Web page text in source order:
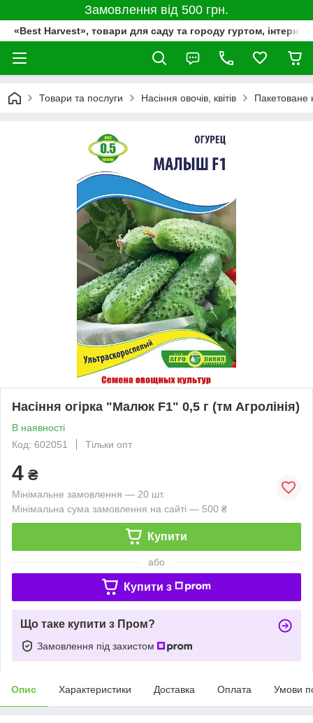
Замовлення від 500 грн.
«Best Harvest», товари для саду та городу гуртом,
Товари та послуги Насіння овочів, квітів Пакетоване
Насіння огірка "Малюк F1" 0,5 г (тм Агролінія)
В наявності
Код: 602051
Тільки опт
4 ₴
Мінімальне замовлення — 20 шт.
Мінімальна сума замовлення на сайті — 500 ₴
Купити
або
Купити з
Що таке купити з Пром?
Замовлення під захистом
Опис Характеристики Доставка Оплата Умови